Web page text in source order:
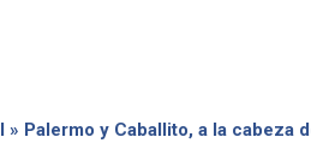
Palermo y Caballito, a la cabeza